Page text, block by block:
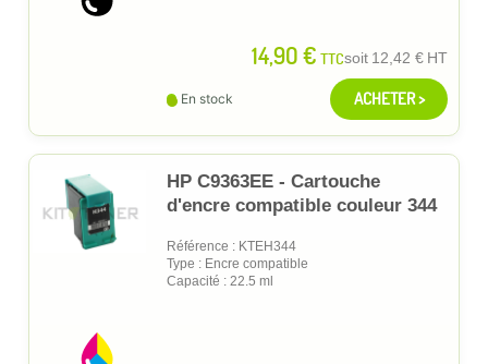
14,90 € TTCsoit 12,42 € HT
En stock ACHETER >
HP C9363EE - Cartouche
d'encre compatible couleur 344
Référence : KTEH344
Type : Encre compatible
Capacité : 22.5 ml